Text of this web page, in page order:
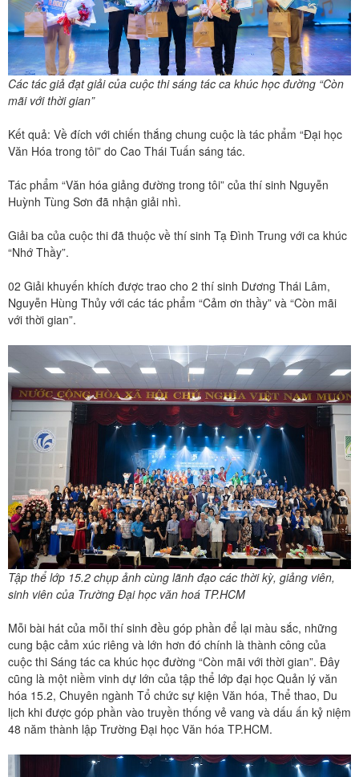
Các tác giả đạt giải của cuộc thi sáng tác ca khúc học đường “Còn
mãi với thời gian”
Kết quả: Về đích với chiến thắng chung cuộc là tác phẩm “Đại học
Văn Hóa trong tôi” do Cao Thái Tuấn sáng tác.
Tác phẩm “Văn hóa giảng đường trong tôi” của thí sinh Nguyễn
Huỳnh Tùng Sơn đã nhận giải nhì.
Giải ba của cuộc thi đã thuộc về thí sinh Tạ Đình Trung với ca khúc
“Nhớ Thầy”.
02 Giải khuyến khích được trao cho 2 thí sinh Dương Thái Lâm,
Nguyễn Hùng Thủy với các tác phẩm “Cảm ơn thầy” và “Còn mãi
với thời gian”.
Tập thể lớp 15.2 chụp ảnh cùng lãnh đạo các thời kỳ, giảng viên,
sinh viên của Trường Đại học văn hoá TP.HCM
Mỗi bài hát của mỗi thí sinh đều góp phần để lại màu sắc, những
cung bậc cảm xúc riêng và lớn hơn đó chính là thành công của
cuộc thi Sáng tác ca khúc học đường “Còn mãi với thời gian”. Đây
cũng là một niềm vinh dự lớn của tập thể lớp đại học Quản lý văn
hóa 15.2, Chuyên ngành Tổ chức sự kiện Văn hóa, Thể thao, Du
lịch khi được góp phần vào truyền thống vẻ vang và dấu ấn kỷ niệm
48 năm thành lập Trường Đại học Văn hóa TP.HCM.